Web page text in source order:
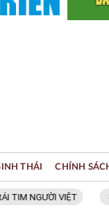
VIỆT Thạc sĩ
THÁI CHÍNH